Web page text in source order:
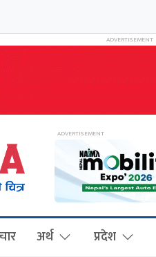
अर्थ प्रदेश